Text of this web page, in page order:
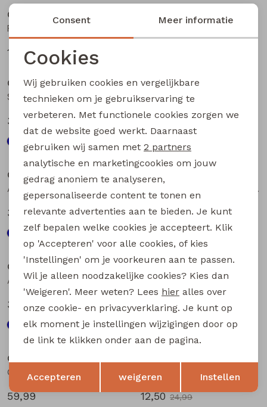
CARS jeans & casuals
Pluyo heren T-Shirt km grijs
15,00
29,99
CARS jeans & casuals
CARS jeans & casuals
Stinger heren buiten jack Marine
35,00
CARS jeans & casuals
35,00
Sale
CARS jeans & casuals
35,00 69,99
CARS jeans & casuals
Atyor heren buiten jack army groen
35,00 69,99
Sale
CARS jeans & casuals
Atyor heren buiten jack Kit
35,00 69,99
CARS jeans & casuals
59,99
CARS jeans & casuals
59,99
12,50 24,99
Noodzakelijke cookies
Analytische cookies
Marketing cookies
Terug Opslaan
Consent Meer informatie
Cookies
Wij gebruiken cookies en vergelijkbare
technieken om je gebruikservaring te
verbeteren. Met functionele cookies zorgen we
dat de website goed werkt. Daarnaast
gebruiken wij samen met 2 partners
analytische en marketingcookies om jouw
gedrag anoniem te analyseren,
gepersonaliseerde content te tonen en
relevante advertenties aan te bieden. Je kunt
zelf bepalen welke cookies je accepteert. Klik
op 'Accepteren' voor alle cookies, of kies
'Instellingen' om je voorkeuren aan te passen.
Wil je alleen noodzakelijke cookies? Kies dan
'Weigeren'. Meer weten? Lees hier alles over
onze cookie- en privacyverklaring. Je kunt op
elk moment je instellingen wijzigingen door op
de link te klikken onder aan de pagina.
Accepteren weigeren Instellen